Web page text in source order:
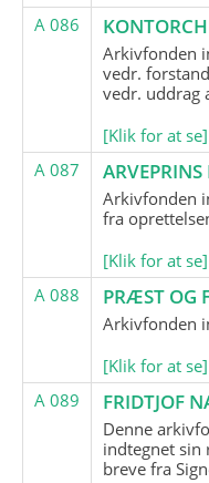
A 086
Arkivfonden
vedr.
vedr. uddrag
[Klik for at se]
A 087
Arkivfonden
fra
[Klik for at se]
A 088
PRÆST OG
Arkivfonden
[Klik for at se]
A 089
FRIDTJOF
Denne
indtegnet sin
breve fra